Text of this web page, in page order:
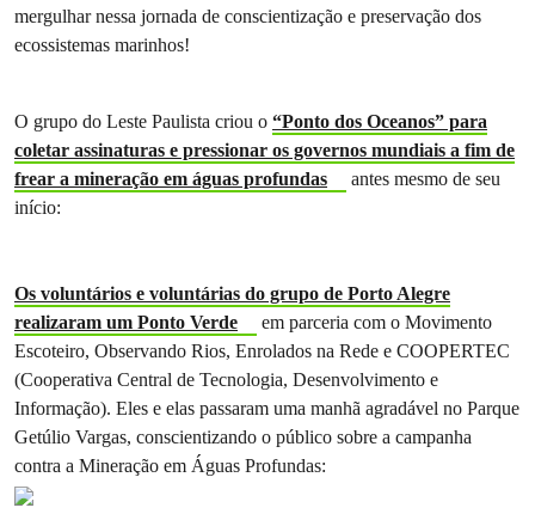
mergulhar nessa jornada de conscientização e preservação dos
ecossistemas marinhos!
O grupo do Leste Paulista criou o “Ponto dos Oceanos” para
coletar assinaturas e pressionar os governos mundiais a fim de
frear a mineração em águas profundas
antes mesmo de seu
início:
Os voluntários e voluntárias do grupo de Porto Alegre
realizaram um Ponto Verde
em parceria com o Movimento
Escoteiro, Observando Rios, Enrolados na Rede e COOPERTEC
(Cooperativa Central de Tecnologia, Desenvolvimento e
Informação). Eles e elas passaram uma manhã agradável no Parque
Getúlio Vargas, conscientizando o público sobre a campanha
contra a Mineração em Águas Profundas: